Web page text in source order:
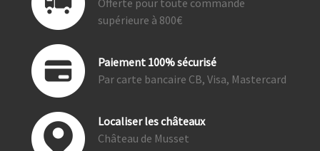
supérieure à 800€
Paiement 100% sécurisé
Par carte bancaire CB, Visa, Mastercard
Localiser les châteaux
Château de Musset